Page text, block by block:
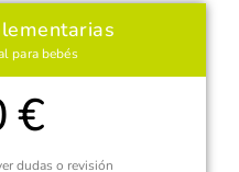
para bebés
€
dudas o revisión